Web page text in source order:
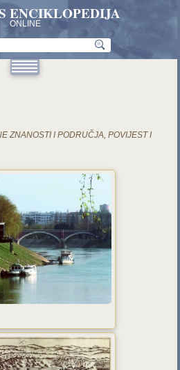
ENCIKLOPEDIJA
ONLINE
ZNANOSTI I PODRUČJA,POVIJEST I